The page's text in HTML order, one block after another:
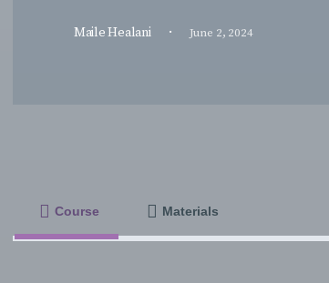
Maile Healani · June 2, 2024
Course Materials